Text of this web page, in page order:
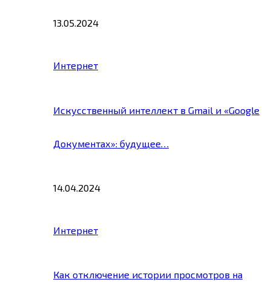
13.05.2024
Интернет
Искусственный интеллект в Gmail и «Google
Документах»: будущее…
14.04.2024
Интернет
Как отключение истории просмотров на